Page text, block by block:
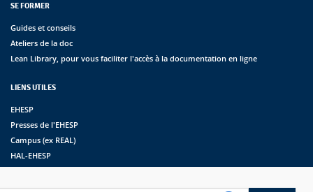
SE FORMER
Guides et conseils
Ateliers de la doc
Lean Library, pour vous faciliter l'accès à la documentation en ligne
LIENS UTILES
EHESP
Presses de l'EHESP
Campus (ex REAL)
HAL-EHESP